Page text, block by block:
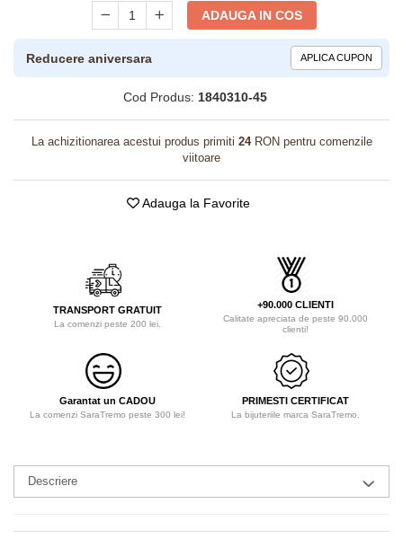
ADAUGA IN COS
Reducere aniversara APLICA CUPON
Cod Produs: 1840310-45
La achizitionarea acestui produs primiti 24RON pentru comenzile
viitoare
Adauga la Favorite
TRANSPORT GRATUIT
La comenzi peste 200 lei.
+90.000 CLIENTI
Calitate apreciata de peste 90.000
clienti!
Garantat un CADOU
La comenzi SaraTremo peste 300 lei!
PRIMESTI CERTIFICAT
La bijuteriile marca SaraTremo.
Descriere